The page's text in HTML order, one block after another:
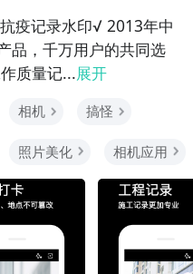
疫记录水印√ 2013年中
品，千万用户的共同选
质量记...展开
相机 搞怪
照片美化 相机应用